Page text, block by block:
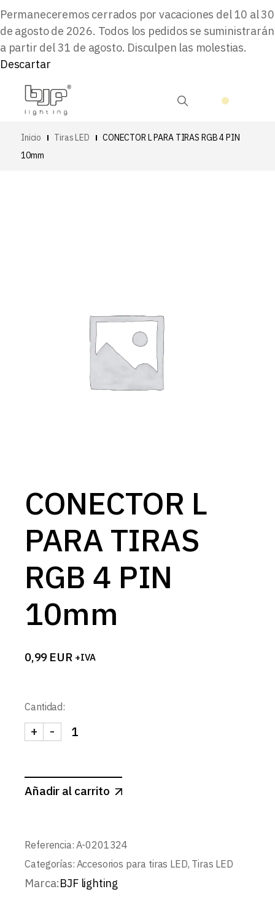
Permaneceremos cerrados por vacaciones del 10 al 30
de agosto de 2026. Todos los pedidos se suministrarán
a partir del 31 de agosto. Disculpen las molestias.
Descartar
Inicio Tiras LED
CONECTOR L PARA TIRAS RGB 4 PIN
10mm
CONECTOR L
PARA TIRAS
RGB 4 PIN
10mm
0,99 EUR +IVA
Cantidad:
CONECTOR L PARA TIRAS RGB 4 PIN 10mm
-
+
Añadir al carrito
Referencia: A-0201324
Categorías: Accesorios para tiras LED, Tiras LED
Marca:BJF lighting